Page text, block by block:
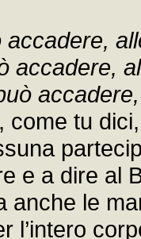
accadere,
accadere,
come tu
e a dire al
anche le
l’intero